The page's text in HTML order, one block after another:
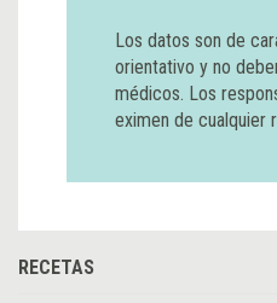
Los datos son de
orientativo y no
médicos. Los
eximen de cualquier
RECETAS